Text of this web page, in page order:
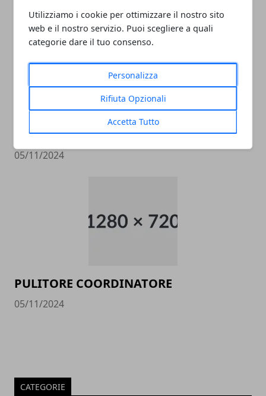
Utilizziamo i cookie per ottimizzare il nostro sito
web e il nostro servizio. Puoi scegliere a quali
categorie dare il tuo consenso.
Personalizza
Rifiuta Opzionali
Accetta Tutto
data entry
05/11/2024
PULITORE COORDINATORE
05/11/2024
CATEGORIE